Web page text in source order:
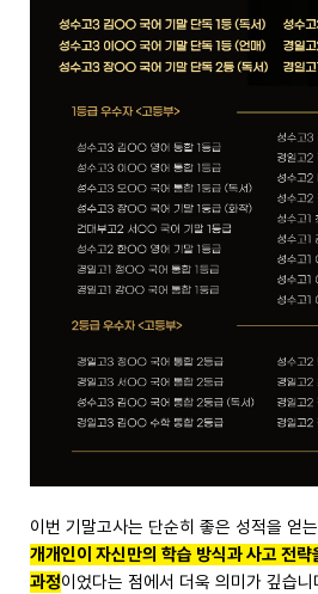
이번 기말고사는 단순히 좋은 성적을 얻
개개인이 자신만의 학습 방식과 사고 전략
과정이었다는 점에서 더욱 의미가 깊습니